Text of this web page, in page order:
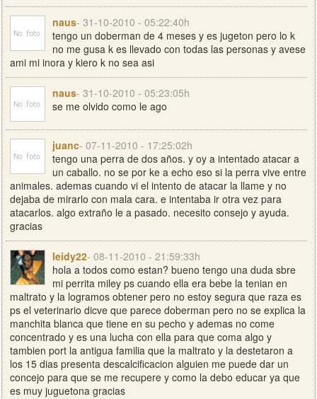
naus- 31-10-2010 - 05:22:40h
tengo un doberman de 4 meses y es jugeton pero lo k
no me gusa k es llevado con todas las personas y avese
ami mi inora y kiero k no sea asi
naus- 31-10-2010 - 05:23:05h
se me olvido como le ago
juanc- 07-11-2010 - 17:25:02h
tengo una perra de dos años. y oy a intentado atacar a
un caballo. no se por ke a echo eso si la perra vive entre
animales. ademas cuando vi el intento de atacar la llame y no
dejaba de mirarlo con mala cara. e intentaba ir otra vez para
atacarlos. algo extraño le a pasado. necesito consejo y ayuda.
gracias
leidy22- 08-11-2010 - 21:59:33h
hola a todos como estan? bueno tengo una duda sbre
mi perrita miley ps cuando ella era bebe la tenian en
maltrato y la logramos obtener pero no estoy segura que raza es
ps el veterinario dicve que parece doberman pero no se explica la
manchita blanca que tiene en su pecho y ademas no come
concentrado y es una lucha con ella para que coma algo y
tambien port la antigua familia que la maltrato y la destetaron a
los 15 dias presenta descalcificacion alguien me puede dar un
concejo para que se me recupere y como la debo educar ya que
es muy juguetona gracias